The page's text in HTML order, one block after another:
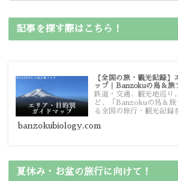
記事を探す際はこちら！
【全国の旅・観光記録
ップ｜Banzokuの鳥＆旅
鉄道・交通、観光地巡り
ど、「Banzokuの鳥＆旅
る全国の旅行・観光記録
ガイドマップからスムー
banzokubiology.com
夏休み・お盆の旅行に向けて！